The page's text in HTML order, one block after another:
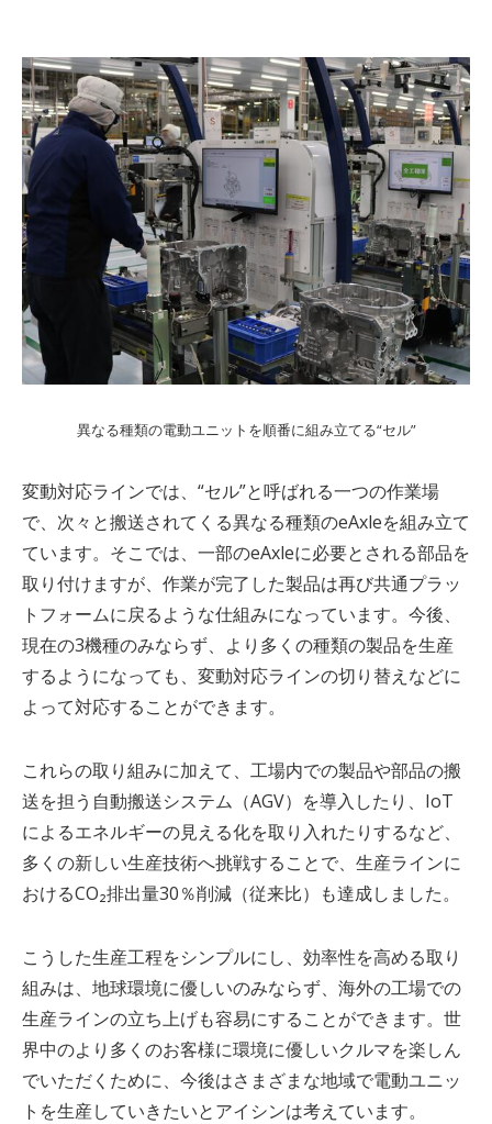
異なる種類の電動ユニットを順番に組み立てる“セル”
変動対応ラインでは、“セル”と呼ばれる一つの作業場
で、次々と搬送されてくる異なる種類のeAxleを組み立て
ています。そこでは、一部のeAxleに必要とされる部品を
取り付けますが、作業が完了した製品は再び共通プラッ
トフォームに戻るような仕組みになっています。今後、
現在の3機種のみならず、より多くの種類の製品を生産
するようになっても、変動対応ラインの切り替えなどに
よって対応することができます。
これらの取り組みに加えて、工場内での製品や部品の搬
送を担う自動搬送システム（AGV）を導入したり、 IoT
によるエネルギーの見える化を取り入れたりするなど、
多くの新しい生産技術へ挑戦することで、生産ラインに
おけるCO₂排出量30％削減（従来比）も達成しました。
こうした生産工程をシンプルにし、効率性を高める取り
組みは、地球環境に優しいのみならず、海外の工場での
生産ラインの立ち上げも容易にすることができます。世
界中のより多くのお客様に環境に優しいクルマを楽しん
でいただくために、今後はさまざまな地域で電動ユニッ
トを生産していきたいとアイシンは考えています。